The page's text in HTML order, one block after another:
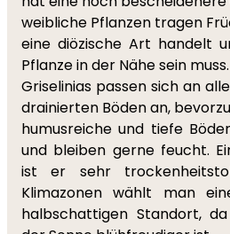
weibliche Pflanzen tragen
eine diözische Art handelt
Pflanze in der Nähe sein muss.
Griselinias passen sich an
drainierten Böden an,
humusreiche und tiefe
und bleiben gerne feucht.
ist er sehr
Klimazonen wählt man
halbschattigen Standort,